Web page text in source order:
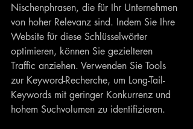
Nischenphrasen, die für Ihr Unternehmen
von hoher Relevanz sind. Indem Sie Ihre
Website für diese Schlüsselwörter
optimieren, können Sie gezielteren
Traffic anziehen. Verwenden Sie Tools
zur Keyword-Recherche, um Long-Tail-
Keywords mit geringer Konkurrenz und
hohem Suchvolumen zu identifizieren.